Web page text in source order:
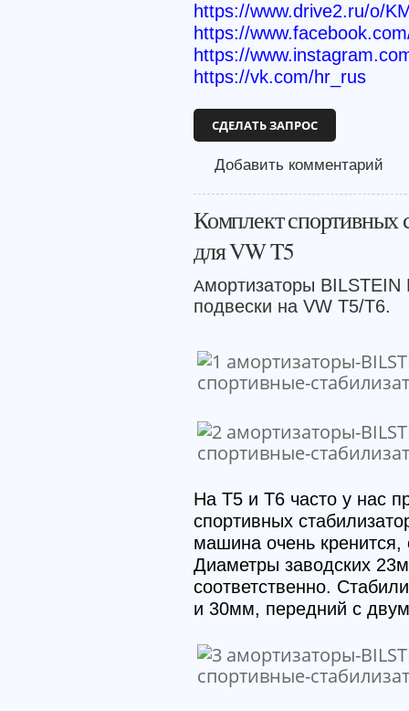
https://www.drive2.ru/o/
https://
https://
https://vk.com/hr_rus
СДЕЛАТЬ ЗАПРОС
Добавить комментарий
Комплект спортивных
для VW T5
Амортизаторы
подвески на VW T5/T6.
На T5 и T6 часто у нас
спортивных
машина очень кренится,
Диаметры заводских
соответственно.
и 30мм, передний с